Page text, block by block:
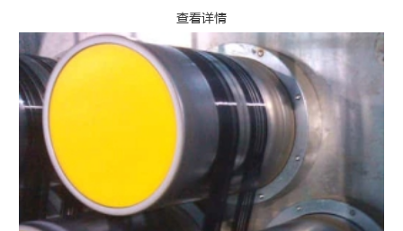
查看详情